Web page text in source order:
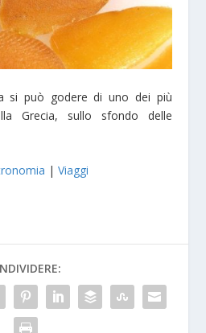
si può godere di uno dei più
Grecia, sullo sfondo delle
|Viaggi